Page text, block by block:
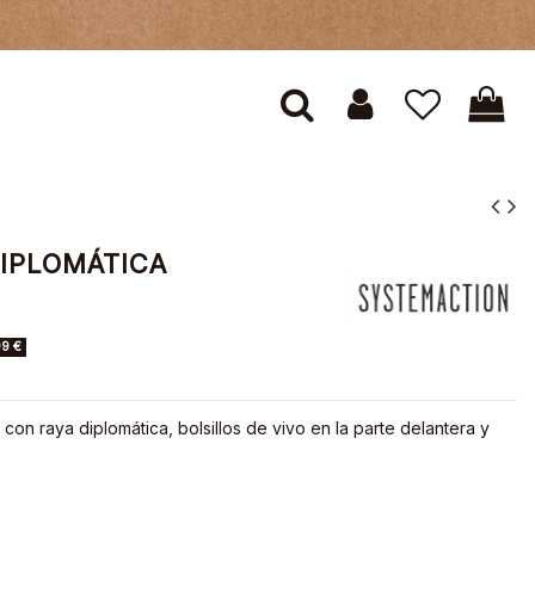
€
raya diplomática, bolsillos de vivo en la parte delantera y